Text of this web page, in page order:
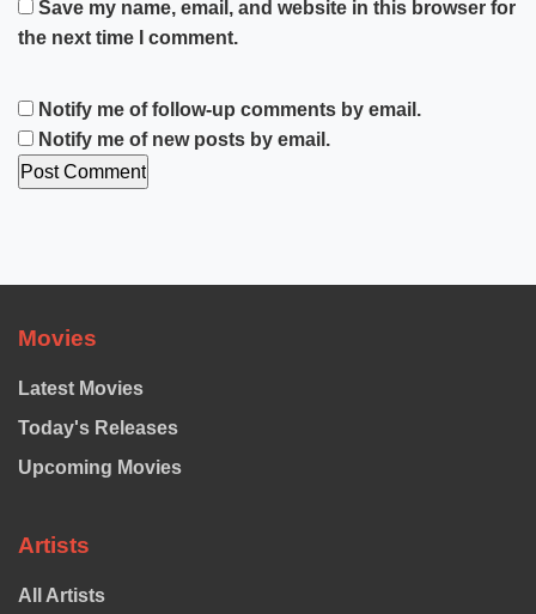
Save my name, email, and website in this browser for
the next time I comment.
Notify me of follow-up comments by email.
Notify me of new posts by email.
Movies
Latest Movies
Today's Releases
Upcoming Movies
Artists
All Artists